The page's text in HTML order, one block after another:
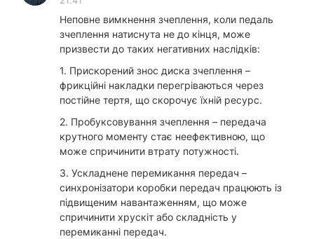
Неповне вимкнення зчеплення, коли педаль
зчеплення натиснута не до кінця, може
призвести до таких негативних наслідків:
1. Прискорений знос диска зчеплення –
фрикційні накладки перегріваються через
постійне тертя, що скорочує їхній ресурс.
2. Пробуксовування зчеплення – передача
крутного моменту стає неефективною, що
може спричинити втрату потужності.
3. Ускладнене перемикання передач –
синхронізатори коробки передач працюють із
підвищеним навантаженням, що може
спричинити хрускіт або складність у
перемиканні передач.